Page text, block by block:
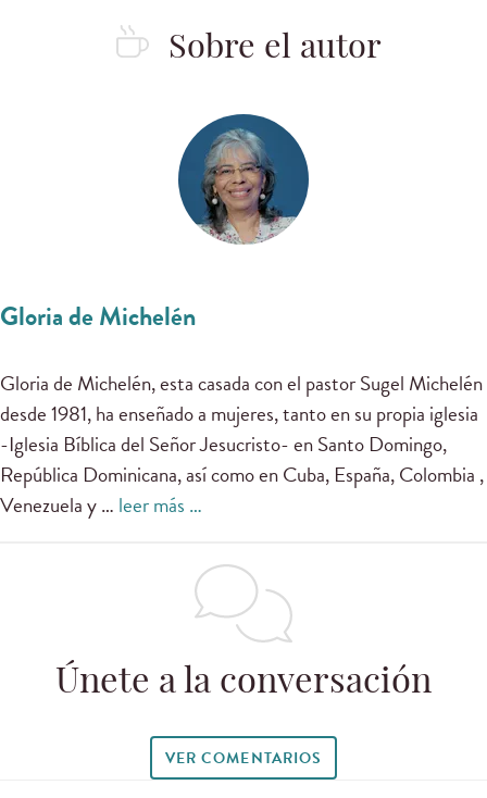
Sobre el autor
Gloria de Michelén
Gloria de Michelén, esta casada con el pastor Sugel Michelén
desde 1981, ha enseñado a mujeres, tanto en su propia iglesia
-Iglesia Bíblica del Señor Jesucristo- en Santo Domingo,
República Dominicana, así como en Cuba, España, Colombia ,
Venezuela y … leer más …
Únete a la conversación
VER COMENTARIOS